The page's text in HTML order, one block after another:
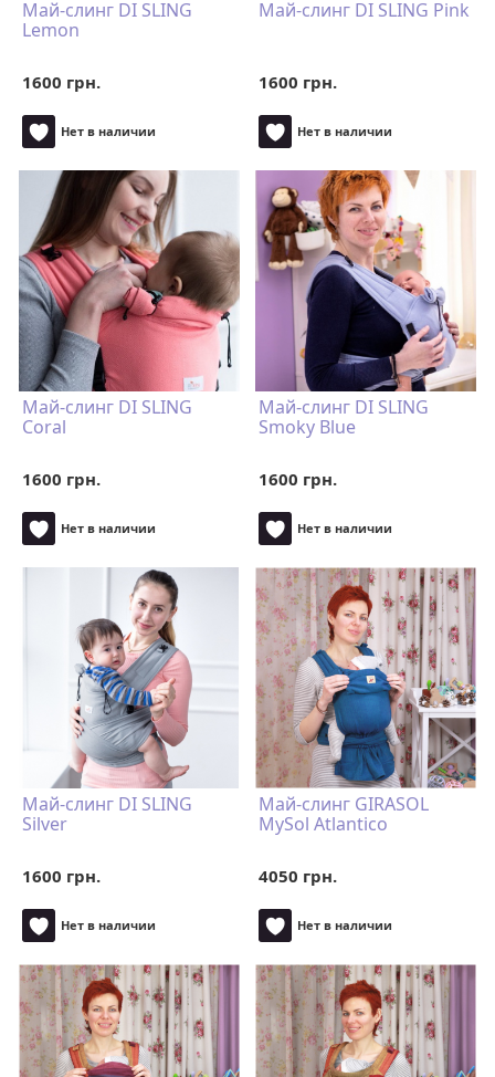
Май-слинг DI SLING
Lemon
1600 грн.
Нет в наличии
Май-слинг DI SLING Pink
1600 грн.
Нет в наличии
Май-слинг DI SLING
Coral
1600 грн.
Нет в наличии
Май-слинг DI SLING
Smoky Blue
1600 грн.
Нет в наличии
Май-слинг DI SLING
Silver
1600 грн.
Нет в наличии
Май-слинг GIRASOL
MySol Atlantico
4050 грн.
Нет в наличии